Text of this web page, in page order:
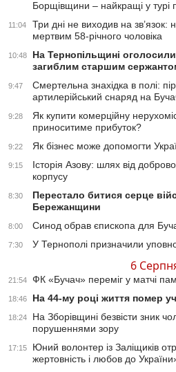
Борщівщини – найкращі у турі
11:04
Три дні не виходив на
мертвим 58-річного чоловіка
10:48
На Тернопільщині
загиблим старшим
9:47
Смертельна знахідка в полі:
артилерійський снаряд на
9:28
Як купити комерційну
приноситиме прибуток?
9:22 Як бізнес може допомогти
9:15
Історія Азову: шлях від
корпусу
8:30
Перестало битися серце
Бережанщини
8:00 Синод обрав єпископа для
7:30 У Тернополі призначили
6
21:54 ФК «Бучач» переміг у матчі
18:46 На 44-му році життя помер
18:24
На Зборівщині безвісти зник
порушеннями зору
17:15
Юний волонтер із Заліщиків
жертовність і любов до